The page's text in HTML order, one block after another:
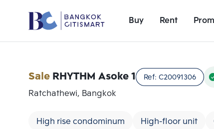
Buy Rent
SaleRHYTHM Asoke 1 Ref: C20091306
Ratchathewi, Bangkok
High rise condominum High-floor unit